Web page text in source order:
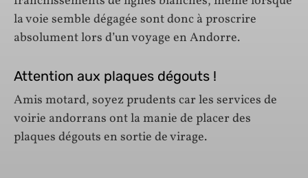
la voie semble dégagée sont donc à proscrire
absolument lors d’un voyage en Andorre.
Attention aux plaques dégouts !
Amis motard, soyez prudents car les services de
voirie andorrans ont la manie de placer des
plaques dégouts en sortie de virage.